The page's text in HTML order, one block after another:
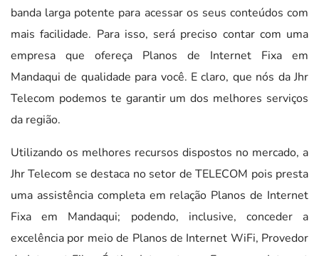
banda larga potente para acessar os seus conteúdos com
mais facilidade. Para isso, será preciso contar com uma
empresa que ofereça Planos de Internet Fixa em
Mandaqui de qualidade para você. E claro, que nós da Jhr
Telecom podemos te garantir um dos melhores serviços
da região.
Utilizando os melhores recursos dispostos no mercado, a
Jhr Telecom se destaca no setor de TELECOM pois presta
uma assistência completa em relação Planos de Internet
Fixa em Mandaqui; podendo, inclusive, conceder a
excelência por meio de Planos de Internet WiFi, Provedor